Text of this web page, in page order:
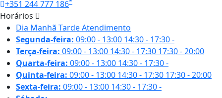
+351 244 777 186
Horários
Dia Manhã TardeAtendimento
Segunda-feira: 09:00 - 13:00 14:30 - 17:30-
Terça-feira: 09:00 - 13:00 14:30 - 17:30 17:30 - 20:00
Quarta-feira: 09:00 - 13:00 14:30 - 17:30-
Quinta-feira: 09:00 - 13:00 14:30 - 17:30 17:30 - 20:00
Sexta-feira: 09:00 - 13:00 14:30 - 17:30-